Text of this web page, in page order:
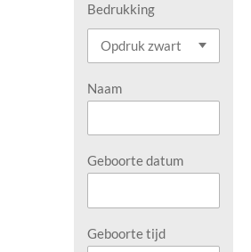
Bedrukking
Naam
Geboorte datum
Geboorte tijd